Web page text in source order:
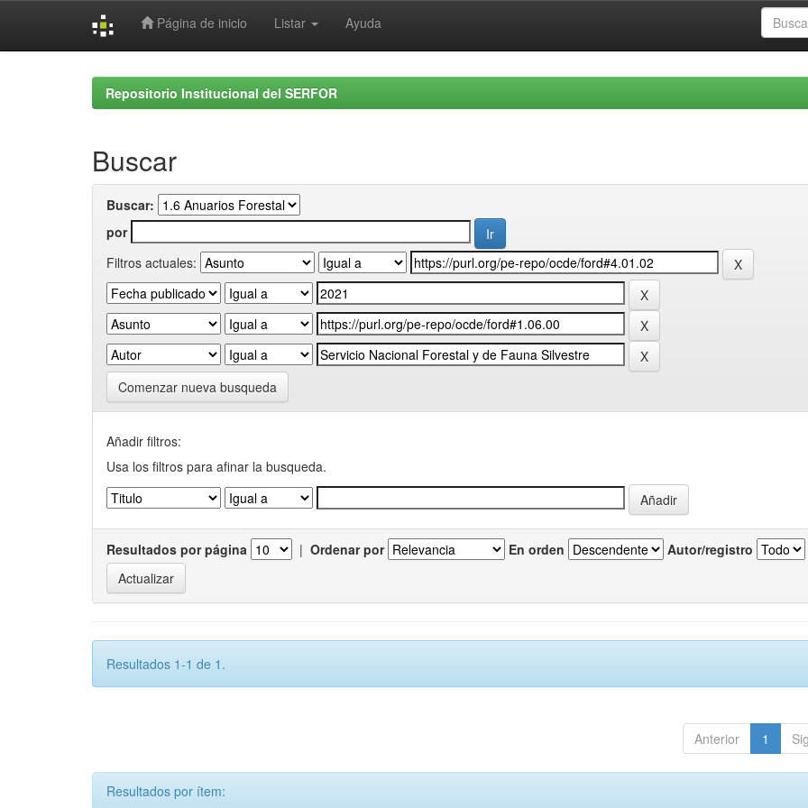
Página de inicio Listar Ayuda
Repositorio Institucional del SERFOR
Buscar
Buscar:
por
Filtros actuales:
Comenzar nueva busqueda
Añadir filtros:
Usa los filtros para afinar la busqueda.
Resultados por página | Ordenar por En orden Autor/registro
Resultados 1-1 de 1.
Anterior 1
Resultados por ítem: